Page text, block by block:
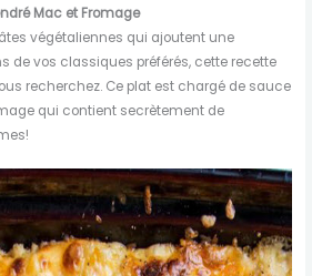
Mac et Fromage
végétaliennes qui ajoutent une
de vos classiques préférés, cette recette
recherchez. Ce plat est chargé de sauce
qui contient secrètement de